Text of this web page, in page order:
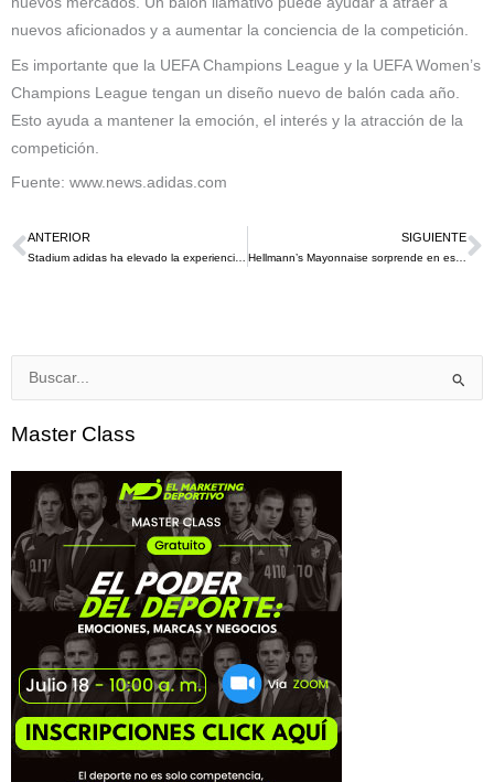
nuevos aficionados y a aumentar la conciencia de la competición.
Es importante que la UEFA Champions League y la UEFA Women’s
Champions League tengan un diseño nuevo de balón cada año.
Esto ayuda a mantener la emoción, el interés y la atracción de la
competición.
Fuente: www.news.adidas.com
Ant
ANTERIOR
Stadium adidas ha elevado la experiencia de los fanáticos del fútbol en la FIFA Women’s World Cup 2023 en Sydney
SIGUIENTE
Hellmann’s Mayonnaise sorprende en este 2023 al firmar un contrato vitalicio con el mariscal de campo Wills Levis
Buscar
Master Class